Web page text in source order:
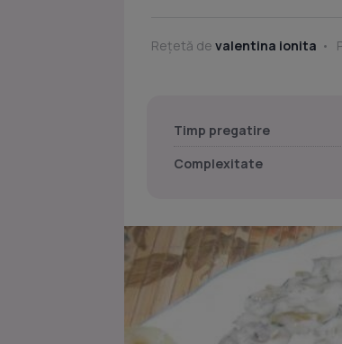
Rețetă de valentina ionita
Timp pregatire
Complexitate